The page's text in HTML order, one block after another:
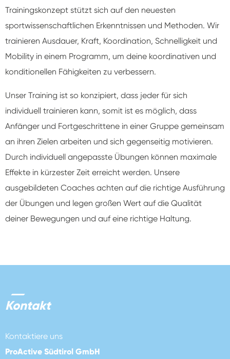
Trainingskonzept stützt sich auf den neuesten
sportwissenschaftlichen Erkenntnissen und Methoden. Wir
trainieren Ausdauer, Kraft, Koordination, Schnelligkeit und
Mobility in einem Programm, um deine koordinativen und
konditionellen Fähigkeiten zu verbessern.
Unser Training ist so konzipiert, dass jeder für sich
individuell trainieren kann, somit ist es möglich, dass
Anfänger und Fortgeschrittene in einer Gruppe gemeinsam
an ihren Zielen arbeiten und sich gegenseitig motivieren.
Durch individuell angepasste Übungen können maximale
Effekte in kürzester Zeit erreicht werden. Unsere
ausgebildeten Coaches achten auf die richtige Ausführung
der Übungen und legen großen Wert auf die Qualität
deiner Bewegungen und auf eine richtige Haltung.
Kontakt
Kontaktiere uns
ProActive Südtirol GmbH